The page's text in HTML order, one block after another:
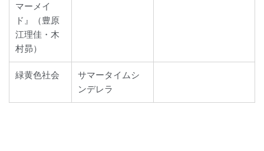
マーメイ
ド』（豊原
江理佳・木
村昴）
緑黄色社会
サマータイムシ
ンデレラ